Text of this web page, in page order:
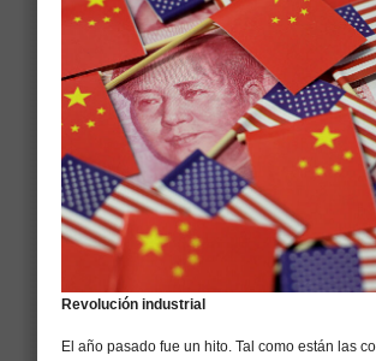
Revolución industrial
El año pasado fue un hito. Tal como están las